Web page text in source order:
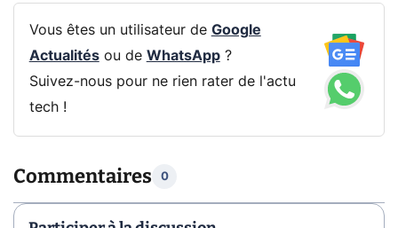
Vous êtes un utilisateur de Google
Actualitésou de WhatsApp?
Suivez-nous pour ne rien rater de l'actu
tech !
Commentaires 0